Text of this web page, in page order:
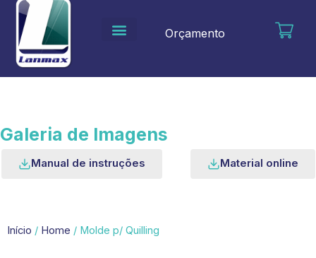
para
conteúdo
Orçamento
Galeria de Imagens
Manual de instruções Material online
Início / Home / Molde p/ Quilling